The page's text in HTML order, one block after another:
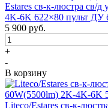
Estares св-к-люстра св/
4K-6K 622×80 пульт ДУ
5 900 руб.
+
-
В корзину
Liteco/Estares св-к-